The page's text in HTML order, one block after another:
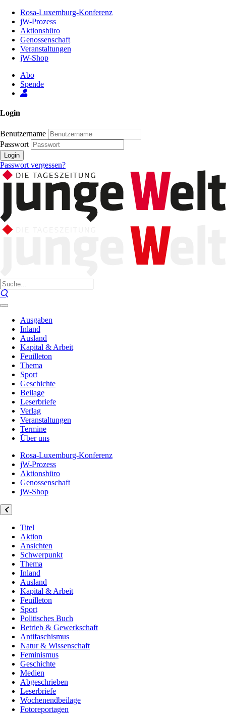
Inhalt
Seite
Rosa-Luxemburg-Konferenz
jW-Prozess
Aktionsbüro
Genossenschaft
Veranstaltungen
jW-Shop
Abo
Spende
Login
Benutzername
Passwort
Login
Passwort vergessen?
Ausgaben
Inland
Ausland
Kapital & Arbeit
Feuilleton
Thema
Sport
Geschichte
Beilage
Leserbriefe
Verlag
Veranstaltungen
Termine
Über uns
Rosa-Luxemburg-Konferenz
jW-Prozess
Aktionsbüro
Genossenschaft
jW-Shop
Titel
Aktion
Ansichten
Schwerpunkt
Thema
Inland
Ausland
Kapital & Arbeit
Feuilleton
Sport
Politisches Buch
Betrieb & Gewerkschaft
Antifaschismus
Natur & Wissenschaft
Feminismus
Geschichte
Medien
Abgeschrieben
Leserbriefe
Wochenendbeilage
Fotoreportagen